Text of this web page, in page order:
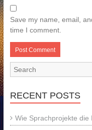
Save my name, email,
time I comment.
RECENT POSTS
Wie Sprachprojekte